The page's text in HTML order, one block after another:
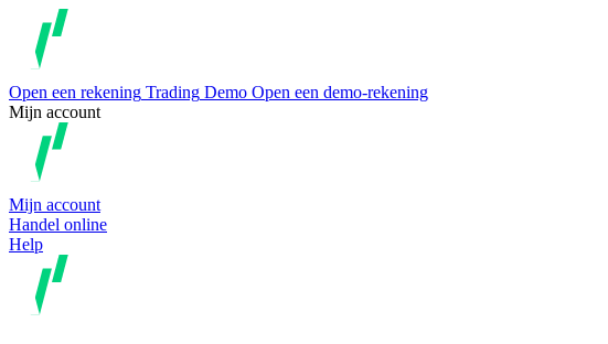
Open een rekening Trading Demo Open een demo-rekening
Mijn account
Mijn account
Handel online
Help